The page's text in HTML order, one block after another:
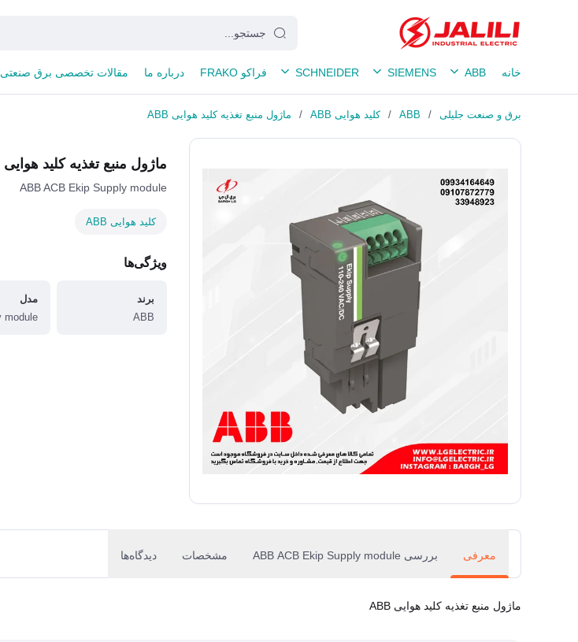
خانه ABB
SIEMENS
SCHNEIDER فراکو FRAKO درباره ما مقالات تخصصی برق صنعتی
برق و صنعت جلیلی /
ABB
/ کلید هوایی ABB / ماژول منبع تغذیه کلید هوایی ABB
ماژول منبع تغذیه کلید هوایی ABB
ABB ACB Ekip Supply module
کلید هوایی ABB
ویژگی‌ها
برند
ABB
مدل
معرفی بررسی ABB ACB Ekip Supply module مشخصات دیدگاه‌ها
ماژول منبع تغذیه کلید هوایی ABB